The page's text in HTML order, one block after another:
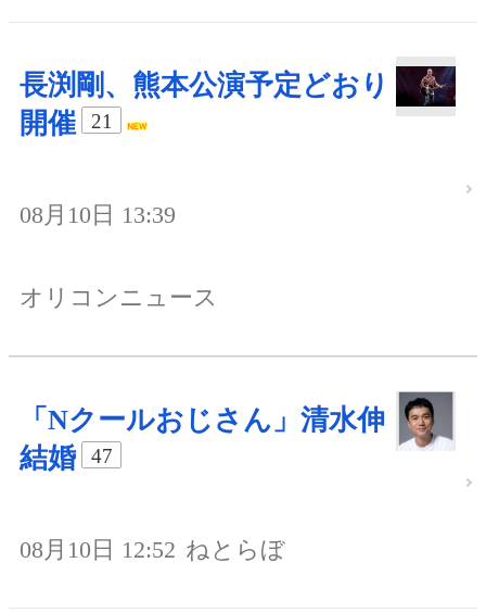
長渕剛、熊本公演予定どおり
開催
21
08月10日 13:39
オリコンニュース
「Nクールおじさん」清水伸
結婚
47
08月10日 12:52 ねとらぼ